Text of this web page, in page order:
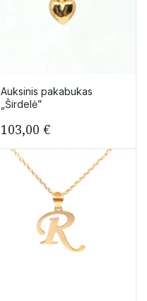
Auksinis pakabukas
„Širdelė”
103,00 €